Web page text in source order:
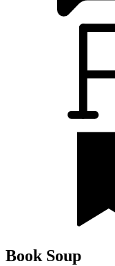
Book Soup